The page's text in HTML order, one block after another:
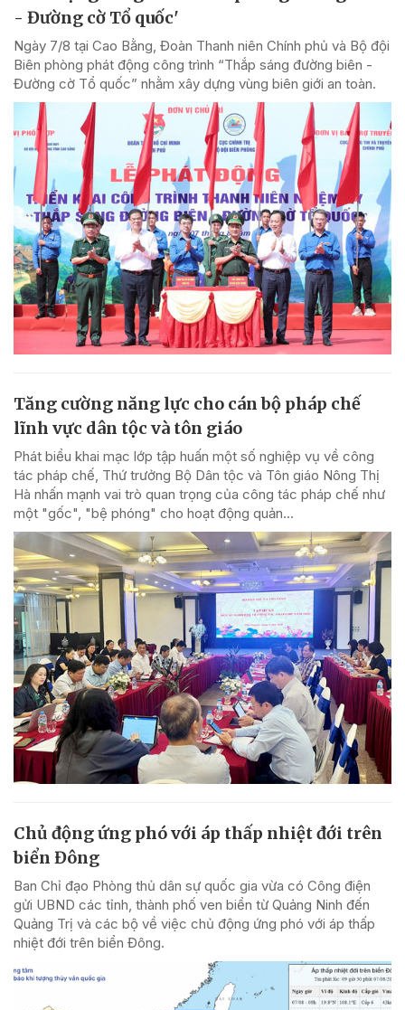
- Đường cờ Tổ quốc'
Ngày 7/8 tại Cao Bằng, Đoàn Thanh niên Chính phủ và Bộ đội
Biên phòng phát động công trình “Thắp sáng đường biên -
Đường cờ Tổ quốc” nhằm xây dựng vùng biên giới an toàn.
Tăng cường năng lực cho cán bộ pháp chế
lĩnh vực dân tộc và tôn giáo
Phát biểu khai mạc lớp tập huấn một số nghiệp vụ về công
tác pháp chế, Thứ trưởng Bộ Dân tộc và Tôn giáo Nông Thị
Hà nhấn mạnh vai trò quan trọng của công tác pháp chế như
một "gốc", "bệ phóng" cho hoạt động quản...
Chủ động ứng phó với áp thấp nhiệt đới trên
biển Đông
Ban Chỉ đạo Phòng thủ dân sự quốc gia vừa có Công điện
gửi UBND các tỉnh, thành phố ven biển từ Quảng Ninh đến
Quảng Trị và các bộ về việc chủ động ứng phó với áp thấp
nhiệt đới trên biển Đông.